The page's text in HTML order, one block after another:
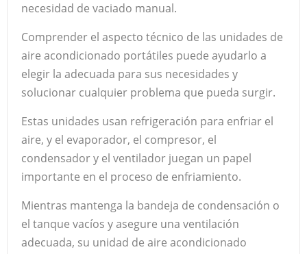
necesidad de vaciado manual.
Comprender el aspecto técnico de las unidades de
aire acondicionado portátiles puede ayudarlo a
elegir la adecuada para sus necesidades y
solucionar cualquier problema que pueda surgir.
Estas unidades usan refrigeración para enfriar el
aire, y el evaporador, el compresor, el
condensador y el ventilador juegan un papel
importante en el proceso de enfriamiento.
Mientras mantenga la bandeja de condensación o
el tanque vacíos y asegure una ventilación
adecuada, su unidad de aire acondicionado